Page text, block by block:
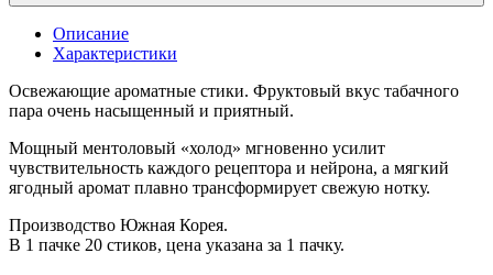
Описание
Характеристики
Освежающие ароматные стики. Фруктовый вкус табачного
пара очень насыщенный и приятный.
Мощный ментоловый «холод» мгновенно усилит
чувствительность каждого рецептора и нейрона, а мягкий
ягодный аромат плавно трансформирует свежую нотку.
Производство Южная Корея.
В 1 пачке 20 стиков, цена указана за 1 пачку.